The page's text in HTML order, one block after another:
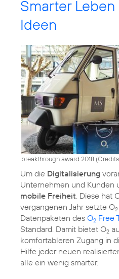
Smarter
Ideen
breakthrough award 2018 (
Um die Digitalisierung
Unternehmen und Kunden
mobile Freiheit. Diese hat
vergangenen Jahr setzte O2
Datenpaketen des O2 Free
Standard. Damit bietet O2
komfortableren Zugang in
Hilfe jeder neuen
alle ein wenig smarter.